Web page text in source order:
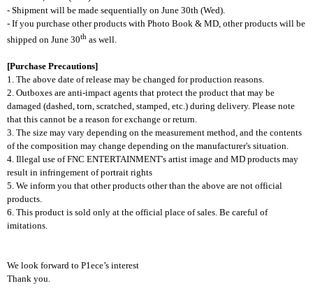
- Shipment will be made sequentially on June 30th (Wed).
- If you purchase other products with Photo Book & MD, other products will be
shipped on June 30th as well.
[Purchase Precautions]
1. The above date of release may be changed for production reasons.
2. Outboxes are anti-impact agents that protect the product that may be
damaged (dashed, torn, scratched, stamped, etc.) during delivery. Please note
that this cannot be a reason for exchange or return.
3. The size may vary depending on the measurement method, and the contents
of the composition may change depending on the manufacturer's situation.
4. Illegal use of FNC ENTERTAINMENT's artist image and MD products may
result in infringement of portrait rights
5. We inform you that other products other than the above are not official
products.
6. This product is sold only at the official place of sales. Be careful of
imitations.
We look forward to P1ece’s interest
Thank you.